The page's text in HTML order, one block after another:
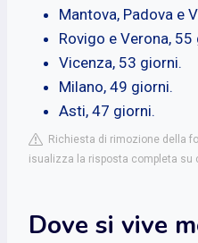
Mantova, Padova e
Rovigo e Verona, 55
Vicenza, 53 giorni.
Milano, 49 giorni.
Asti, 47 giorni.
Richiesta di rimozione della
isualizza la risposta completa su
Dove si vive